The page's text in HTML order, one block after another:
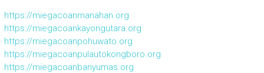
https://miegacoanmanahan.org
https://miegacoankayongutara.org
https://miegacoanpohuwato.org
https://miegacoanpulautokongboro.org
https://miegacoanbanyumas.org